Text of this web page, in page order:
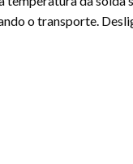
o transporte.